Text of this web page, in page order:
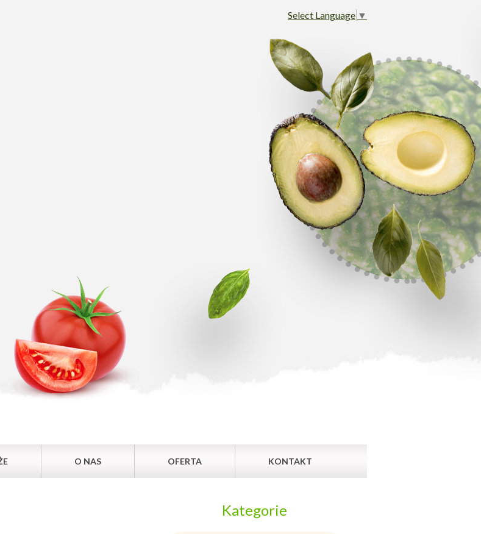
Select Language ▼
O NAS OFERTA KONTAKT
Kategorie